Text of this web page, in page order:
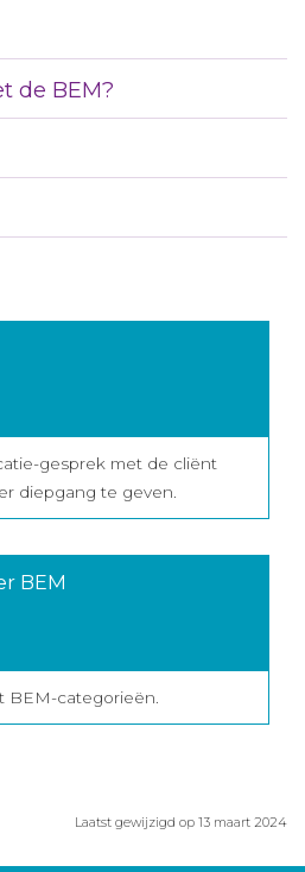
de BEM?
gesprek met de cliënt
diepgang te geven.
BEM
BEM-categorieën.
Laatst gewijzigd op 13 maart 2024